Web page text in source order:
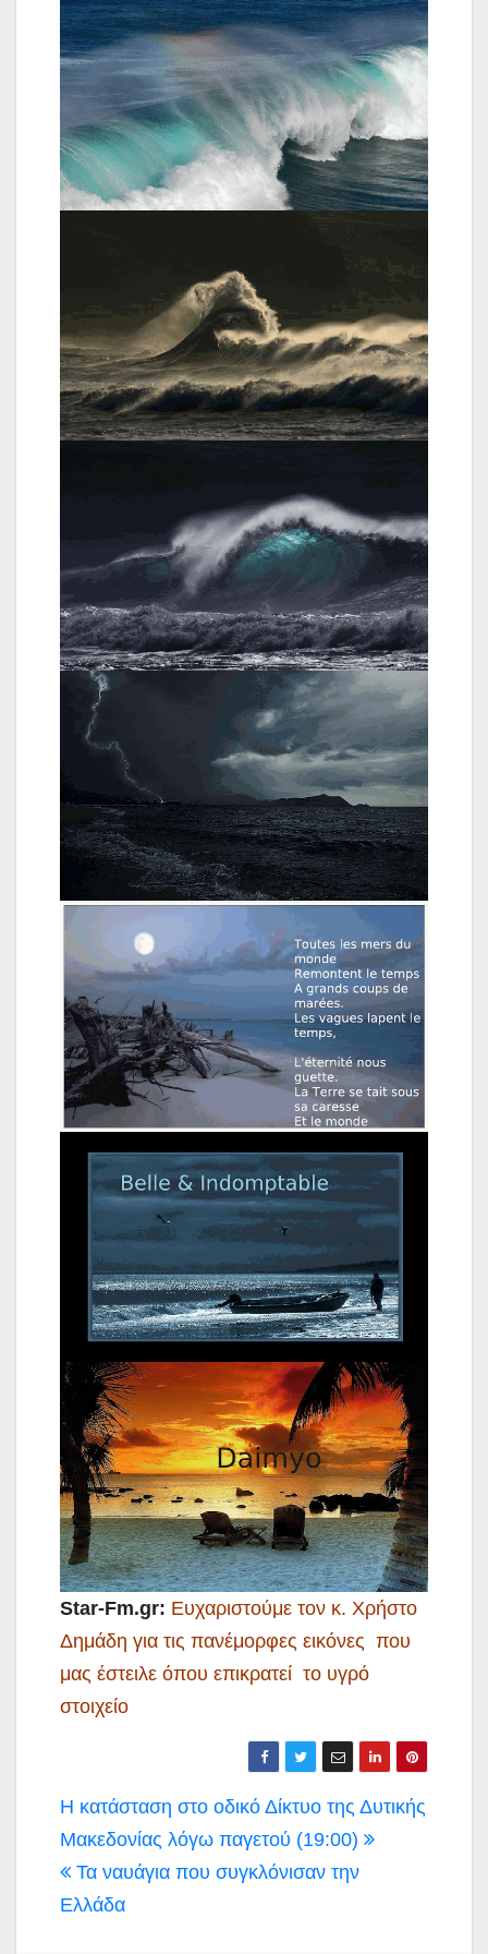
Star-Fm.gr: Ευχαριστούμε τον κ. Χρήστο
Δημάδη για τις πανέμορφες εικόνες που
μας έστειλε όπου επικρατεί το υγρό
στοιχείο
Πλοήγηση
άρθρων
Η κατάσταση στο οδικό Δίκτυο της Δυτικής
Μακεδονίας λόγω παγετού (19:00)
Τα ναυάγια που συγκλόνισαν την
Ελλάδα